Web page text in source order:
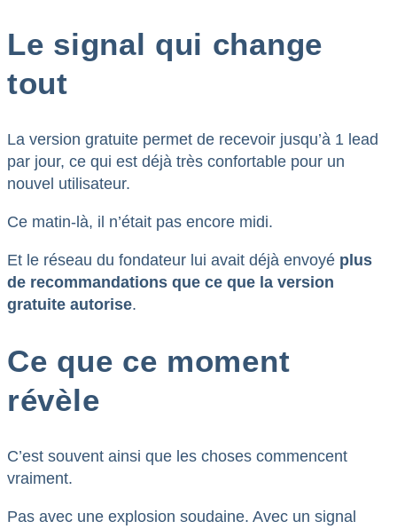
Le signal qui change
tout
La version gratuite permet de recevoir jusqu’à 1 lead
par jour, ce qui est déjà très confortable pour un
nouvel utilisateur.
Ce matin-là, il n’était pas encore midi.
Et le réseau du fondateur lui avait déjà envoyé plus
de recommandations que ce que la version
gratuite autorise.
Ce que ce moment
révèle
C’est souvent ainsi que les choses commencent
vraiment.
Pas avec une explosion soudaine. Avec un signal